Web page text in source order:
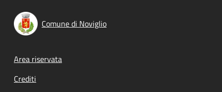
Comune di Noviglio
Footer menu
Area riservata
Crediti